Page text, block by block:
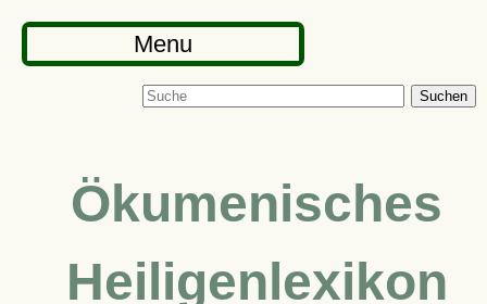
Menu
Suchen
Ökumenisches
Heiligenlexikon